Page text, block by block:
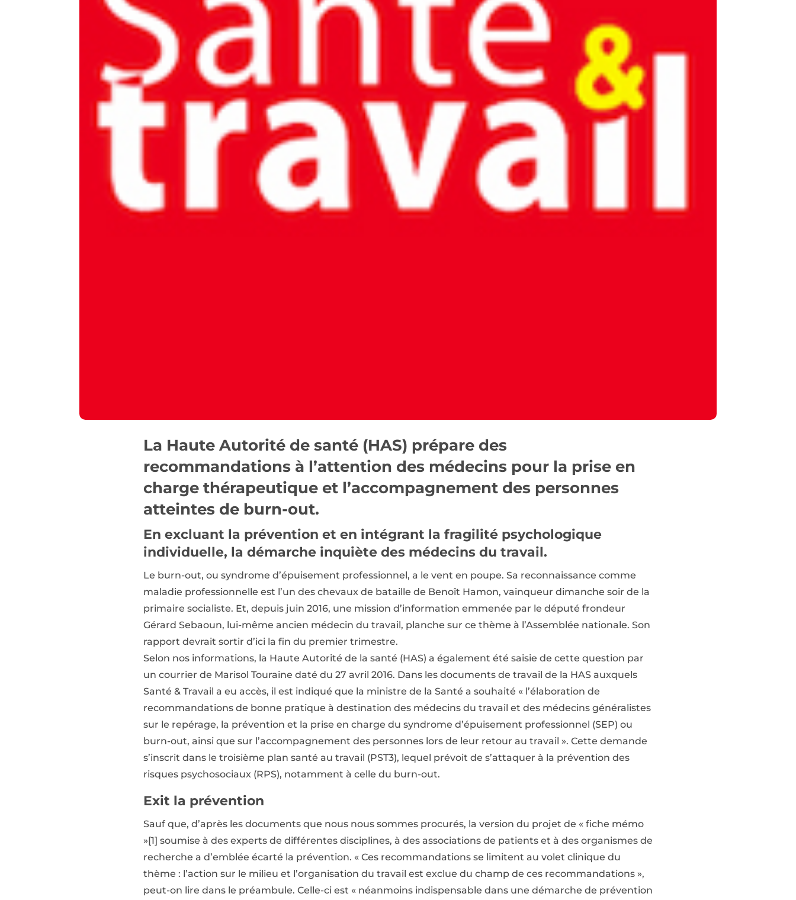
La Haute Autorité de santé (HAS) prépare des
recommandations à l’attention des médecins pour la prise en
charge thérapeutique et l’accompagnement des personnes
atteintes de burn-out.
En excluant la prévention et en intégrant la fragilité psychologique
individuelle, la démarche inquiète des médecins du travail.
Le burn-out, ou syndrome d’épuisement professionnel, a le vent en poupe. Sa reconnaissance comme
maladie professionnelle est l’un des chevaux de bataille de Benoît Hamon, vainqueur dimanche soir de la
primaire socialiste. Et, depuis juin 2016, une mission d’information emmenée par le député frondeur
Gérard Sebaoun, lui-même ancien médecin du travail, planche sur ce thème à l’Assemblée nationale. Son
rapport devrait sortir d’ici la fin du premier trimestre.
Selon nos informations, la Haute Autorité de la santé (HAS) a également été saisie de cette question par
un courrier de Marisol Touraine daté du 27 avril 2016. Dans les documents de travail de la HAS auxquels
Santé & Travail a eu accès, il est indiqué que la ministre de la Santé a souhaité « l’élaboration de
recommandations de bonne pratique à destination des médecins du travail et des médecins généralistes
sur le repérage, la prévention et la prise en charge du syndrome d’épuisement professionnel (SEP) ou
burn-out, ainsi que sur l’accompagnement des personnes lors de leur retour au travail ». Cette demande
s’inscrit dans le troisième plan santé au travail (PST3), lequel prévoit de s’attaquer à la prévention des
risques psychosociaux (RPS), notamment à celle du burn-out.
Exit la prévention
Sauf que, d’après les documents que nous nous sommes procurés, la version du projet de « fiche mémo
»[1] soumise à des experts de différentes disciplines, à des associations de patients et à des organismes de
recherche a d’emblée écarté la prévention. « Ces recommandations se limitent au volet clinique du
thème : l’action sur le milieu et l’organisation du travail est exclue du champ de ces recommandations »,
peut-on lire dans le préambule. Celle-ci est « néanmoins indispensable dans une démarche de prévention